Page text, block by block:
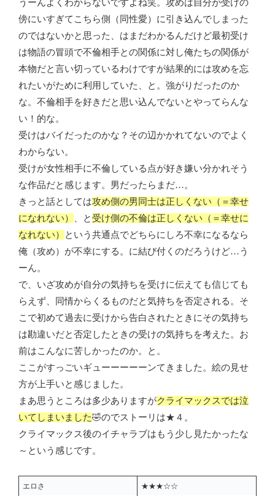
うーんよくわからないですよね笑。攻めは自分が受けの
傍にいすぎてこちら側（同性愛）に引き込んでしまった
のではないかと思った、はまだわかるんだけど最初受け
は物語の冒頭で不倫相手との関係に対し俺たちの関係が
本物だと言い切っているわけですが結果的には攻めを忘
れたいがために利用していた、と。強がりだったのか
な。不倫相手を好きだと思い込んでないとやってらんな
い！的な。
受けはバイだったのかな？その辺かかれてないのでよく
わからない。
受けが女性相手に不倫している点が好き嫌い分かれそう
な作品だと感じます。男だったらまだ…。
きっと話としては攻め側の男同士は正しくない（＝幸せ
になれない）
、と 受け側の不倫は正しくない（＝幸せに
なれない）
という共通点でどちらにしろ不幸になるなら
俺（攻め）が不幸にする。に結び付くのだろうけど…う
ーん。
で、いざ攻めが自分の気持ちを受けに伝えても信じても
らえず、同情からくるものだと気持ちを否定される。そ
こで初めて過去に受けから告白されたときにその気持ち
は勘違いだと否定したときの受けの気持ちを考えた。お
前はこんなに苦しかったのか。と。
ここがすっごいギューーーーーンてきました。絵の見せ
方が上手いと感じました。
まあ思うところは多少ありますがクライマックスでは泣
いてしまいました🤣のでストーリは★４。
クライマックス後のイチャラブはもう少し見たかったな
～という感じです。
エロさ ★★★☆☆